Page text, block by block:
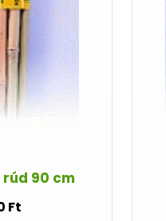
90 cm
Ft